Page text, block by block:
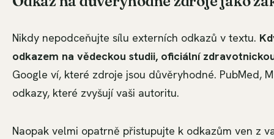
Nikdy nepodceňujte sílu externích odkazů v textu.
odkazem na vědeckou studii, oficiální
Google ví, které zdroje jsou důvěryhodné. PubMed,
odkazy, které zvyšují vaši autoritu.
Naopak velmi opatrně přistupujte k odkazům ven z